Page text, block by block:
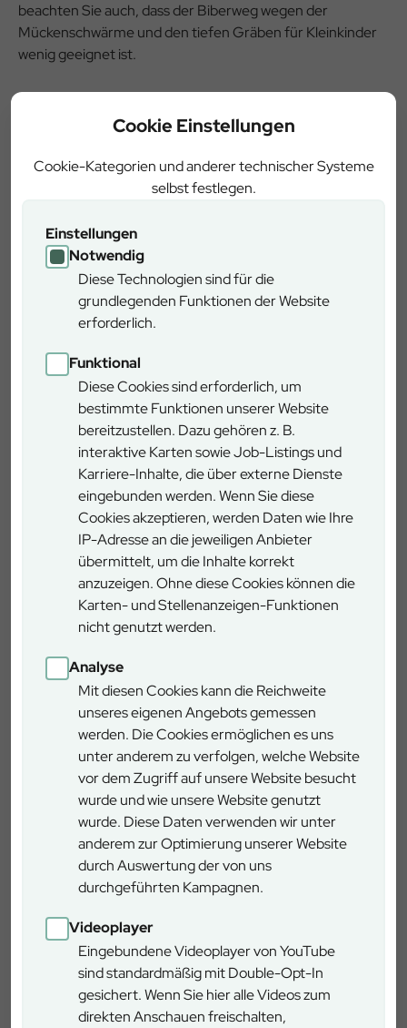
Cookie Einstellungen
Cookie-Kategorien und anderer technischer Systeme
selbst festlegen.
Einstellungen
Notwendig
Diese Technologien sind für die
grundlegenden Funktionen der Website
erforderlich.
Funktional
Diese Cookies sind erforderlich, um
bestimmte Funktionen unserer Website
bereitzustellen. Dazu gehören z. B.
interaktive Karten sowie Job-Listings und
Karriere-Inhalte, die über externe Dienste
eingebunden werden. Wenn Sie diese
Cookies akzeptieren, werden Daten wie Ihre
IP-Adresse an die jeweiligen Anbieter
übermittelt, um die Inhalte korrekt
anzuzeigen. Ohne diese Cookies können die
Karten- und Stellenanzeigen-Funktionen
nicht genutzt werden.
Analyse
Mit diesen Cookies kann die Reichweite
unseres eigenen Angebots gemessen
werden. Die Cookies ermöglichen es uns
unter anderem zu verfolgen, welche Website
vor dem Zugriff auf unsere Website besucht
wurde und wie unsere Website genutzt
wurde. Diese Daten verwenden wir unter
anderem zur Optimierung unserer Website
durch Auswertung der von uns
durchgeführten Kampagnen.
Videoplayer
Eingebundene Videoplayer von YouTube
sind standardmäßig mit Double-Opt-In
gesichert. Wenn Sie hier alle Videos zum
direkten Anschauen freischalten,
beachten Sie auch, dass der Biberweg wegen der
Mückenschwärme und den tiefen Gräben für Kleinkinder
wenig geeignet ist.
Anfahrt
Mit dem Auto:
Verlassen Sie die A 93 an der Anschlussstelle 27
Hirschau. Dort biegen Sie nach rechts ab auf die ST 2123
nach Großschönbrunn. Von dort folgen Sie der B 299
nach Norden. Kurz vor Freihung biegen Sie nach links auf
die ST 2166 Richtung Axtheid-Berg / Vilseck ab. Nach
etwa 3,3 km kommen Sie zu einem nördlich der Straße
Wanderung.
Wegbeschreibung
Vom Parkplatz aus folgen Sie bitte der Markierung „Kleiner
Biber auf weißem Hintergrund“. Es ist außerdem eine
große Info-Tafel mit Übersichtskarte vorhanden.
Details
Zeitbedarf
ca. 2,5 km
Schwierigkeitsgrad gering
Rundweg ja
Rollstuhlgerecht nein
Anreise ÖPNV
Schnaittenbach
Wiesenstraße 10, 92253 Schnaittenbach